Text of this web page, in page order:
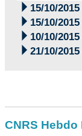
 15/10/2015
 15/10/2015
 10/10/2015
 21/10/2015
CNRS